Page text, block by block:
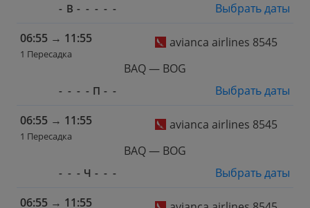
- В - - - - -
Выбрать даты
06:55 → 11:55
1 Пересадка
avianca airlines 8545
BAQ — BOG
- - - - П - -
Выбрать даты
06:55 → 11:55
1 Пересадка
avianca airlines 8545
BAQ — BOG
- - - Ч - - -
Выбрать даты
06:55 → 11:55